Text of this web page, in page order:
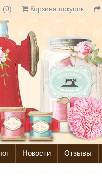
(0) Корзина покупок
Новости Отзывы